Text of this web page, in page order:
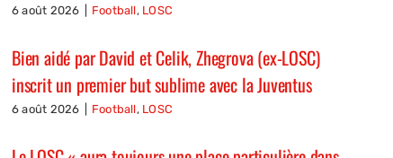
6 août 2026 Football, LOSC
Bien aidé par David et Celik, Zhegrova (ex-LOSC)
inscrit un premier but sublime avec la Juventus
6 août 2026 Football, LOSC